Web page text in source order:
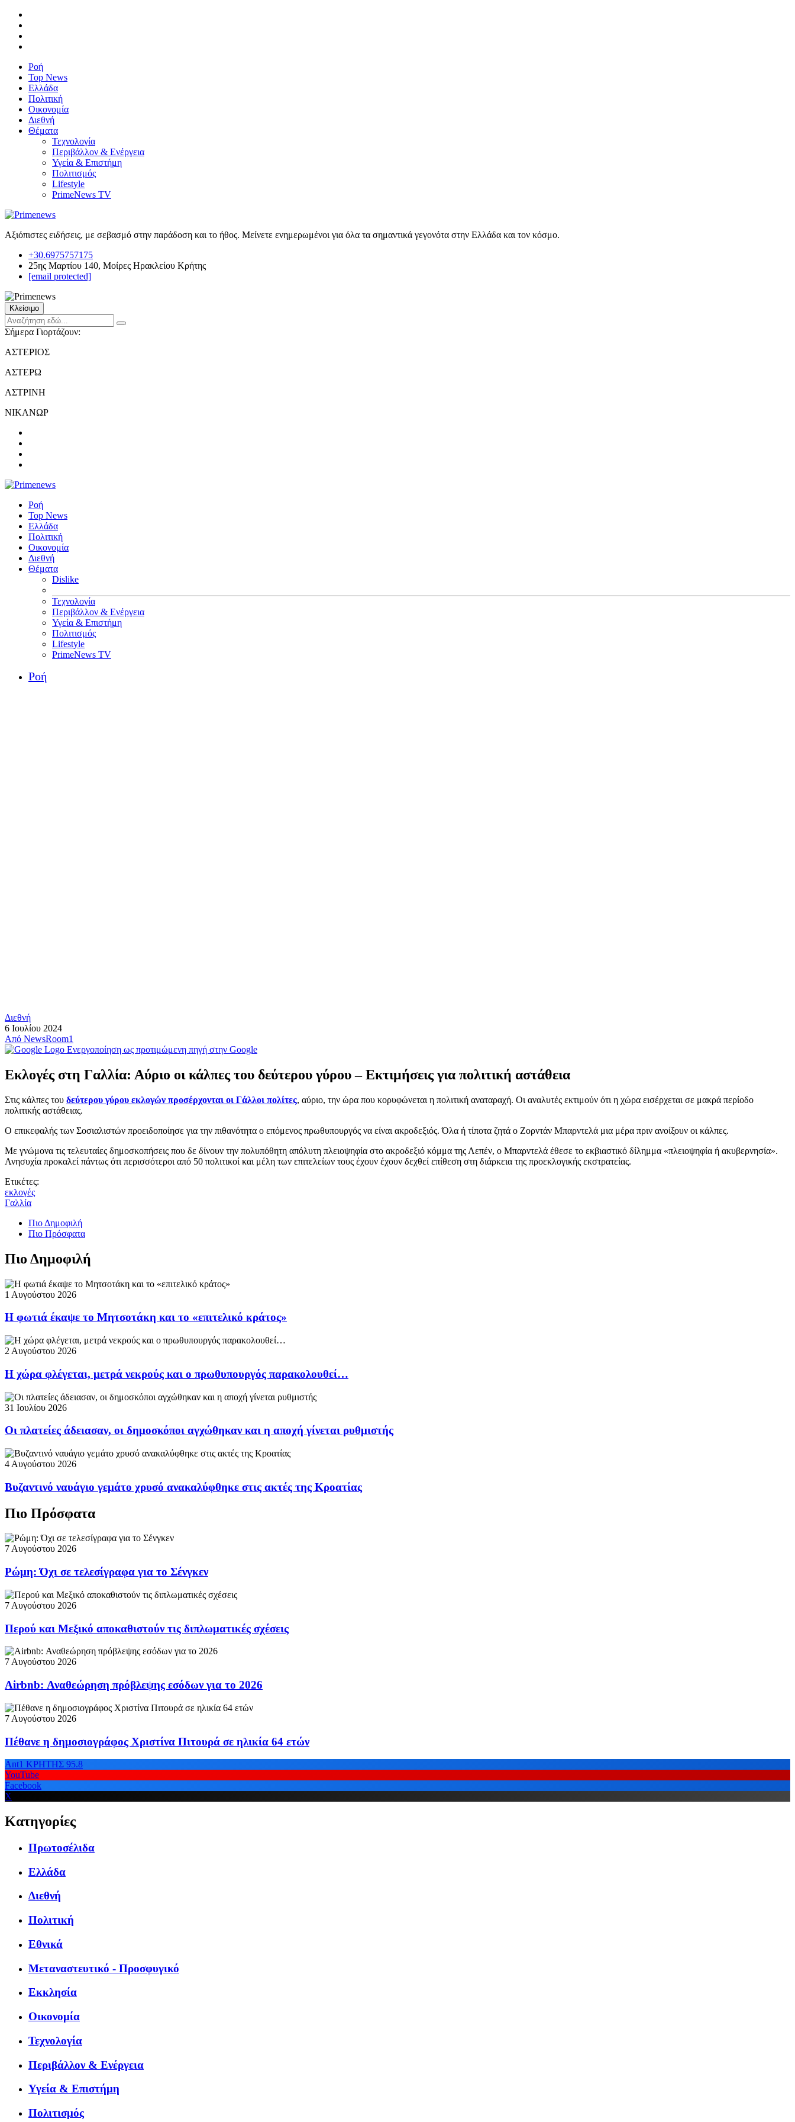
Ροή
Top News
Ελλάδα
Πολιτική
Οικονομία
Διεθνή
Θέματα
Τεχνολογία
Περιβάλλον & Ενέργεια
Υγεία & Επιστήμη
Πολιτισμός
Lifestyle
PrimeNews TV
Αξιόπιστες ειδήσεις, με σεβασμό στην παράδοση και το ήθος. Μείνετε ενημερωμένοι για όλα τα σημαντικά γεγονότα στην Ελλάδα και τον κόσμο.
+30.6975757175
25ης Μαρτίου 140, Μοίρες Ηρακλείου Κρήτης
[email protected]
Κλείσιμο
Σήμερα Γιορτάζουν:
ΑΣΤΕΡΙΟΣ
ΑΣΤΕΡΩ
ΑΣΤΡΙΝΗ
ΝΙΚΑΝΩΡ
Ροή
Top News
Ελλάδα
Πολιτική
Οικονομία
Διεθνή
Θέματα
Dislike
Τεχνολογία
Περιβάλλον & Ενέργεια
Υγεία & Επιστήμη
Πολιτισμός
Lifestyle
PrimeNews TV
Ροή
Διεθνή
6 Ιουλίου 2024
Από NewsRoom1
Ενεργοποίηση ως προτιμώμενη πηγή στην Google
Εκλογές στη Γαλλία: Αύριο οι κάλπες του δεύτερου γύρου – Εκτιμήσεις για πολιτική αστάθεια
Στις κάλπες του δεύτερου γύρου εκλογών προσέρχονται οι Γάλλοι πολίτες, αύριο, την ώρα που κορυφώνεται η πολιτική αναταραχή. Οι αναλυτές εκτιμούν ότι η χώρα εισέρχεται σε μακρά περίοδο
πολιτικής αστάθειας.
Ο επικεφαλής των Σοσιαλιστών προειδοποίησε για την πιθανότητα ο επόμενος πρωθυπουργός να είναι ακροδεξιός. Όλα ή τίποτα ζητά ο Ζορντάν Μπαρντελά μια μέρα πριν ανοίξουν οι κάλπες.
Με γνώμονα τις τελευταίες δημοσκοπήσεις που δε δίνουν την πολυπόθητη απόλυτη πλειοψηφία στο ακροδεξιό κόμμα της Λεπέν, ο Μπαρντελά έθεσε το εκβιαστικό δίλημμα «πλειοψηφία ή ακυβερνησία».
Ανησυχία προκαλεί πάντως ότι περισσότεροι από 50 πολιτικοί και μέλη των επιτελείων τους έχουν έχουν δεχθεί επίθεση στη διάρκεια της προεκλογικής εκστρατείας.
Ετικέτες:
εκλογές
Γαλλία
Πιο Δημοφιλή
Πιο Πρόσφατα
Πιο Δημοφιλή
1 Αυγούστου 2026
Η φωτιά έκαψε το Μητσοτάκη και το «επιτελικό κράτος»
2 Αυγούστου 2026
Η χώρα φλέγεται, μετρά νεκρούς και ο πρωθυπουργός παρακολουθεί…
31 Ιουλίου 2026
Οι πλατείες άδειασαν, οι δημοσκόποι αγχώθηκαν και η αποχή γίνεται ρυθμιστής
4 Αυγούστου 2026
Βυζαντινό ναυάγιο γεμάτο χρυσό ανακαλύφθηκε στις ακτές της Κροατίας
Πιο Πρόσφατα
7 Αυγούστου 2026
Ρώμη: Όχι σε τελεσίγραφα για το Σένγκεν
7 Αυγούστου 2026
Περού και Μεξικό αποκαθιστούν τις διπλωματικές σχέσεις
7 Αυγούστου 2026
Airbnb: Αναθεώρηση πρόβλεψης εσόδων για το 2026
7 Αυγούστου 2026
Πέθανε η δημοσιογράφος Χριστίνα Πιτουρά σε ηλικία 64 ετών
Ant1 ΚΡΗΤΗΣ 95.8
YouTube
Facebook
X
Κατηγορίες
Πρωτοσέλιδα
Ελλάδα
Διεθνή
Πολιτική
Εθνικά
Μεταναστευτικό - Προσφυγικό
Εκκλησία
Οικονομία
Τεχνολογία
Περιβάλλον & Ενέργεια
Υγεία & Επιστήμη
Πολιτισμός